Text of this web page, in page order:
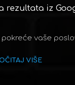
rezultata iz
vaše
VIŠE